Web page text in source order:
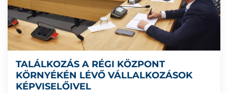
TALÁLKOZÁS A RÉGI KÖZPONT
KÖRNYÉKÉN LÉVŐ VÁLLALKOZÁSOK
KÉPVISELŐIVEL